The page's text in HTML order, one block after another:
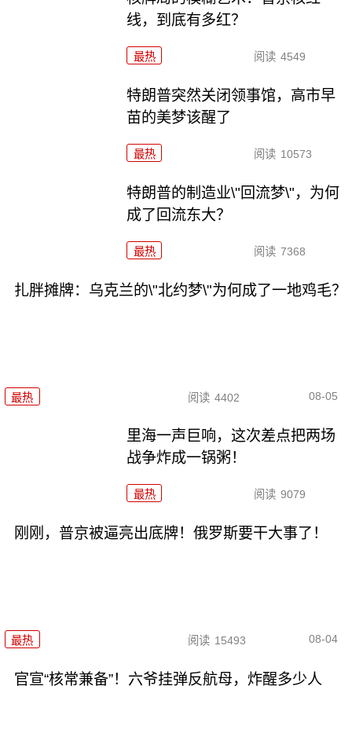
线，到底有多红？
最热 阅读 4549
特朗普突然关闭领事馆，高市早
苗的美梦该醒了
最热 阅读 10573
特朗普的制造业\"回流梦\"，为何
成了回流东大？
最热 阅读 7368
扎胖摊牌：乌克兰的\"北约梦\"为何成了一地鸡毛？
最热 阅读 4402 08-05
里海一声巨响，这次差点把两场
战争炸成一锅粥！
最热 阅读 9079
刚刚，普京被逼亮出底牌！俄罗斯要干大事了！
最热 阅读 15493 08-04
官宣“核常兼备”！六爷挂弹反航母，炸醒多少人